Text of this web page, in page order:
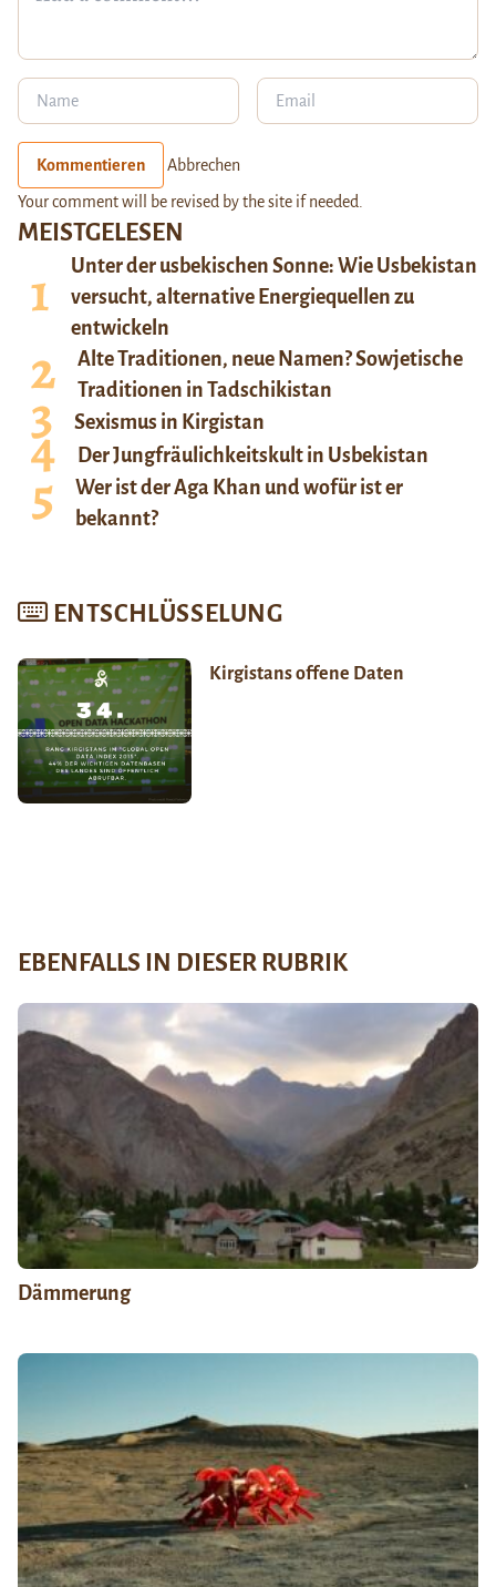
MEISTGELESEN
Unter der usbekischen Sonne: Wie Usbekistan
versucht, alternative Energiequellen zu
entwickeln
Alte Traditionen, neue Namen? Sowjetische
Traditionen in Tadschikistan
Sexismus in Kirgistan
Der Jungfräulichkeitskult in Usbekistan
Wer ist der Aga Khan und wofür ist er
bekannt?
ENTSCHLÜSSELUNG
Kirgistans offene Daten
Kommentieren Abbrechen
Your comment will be revised by the site if needed.
EBENFALLS IN DIESER RUBRIK
Dämmerung